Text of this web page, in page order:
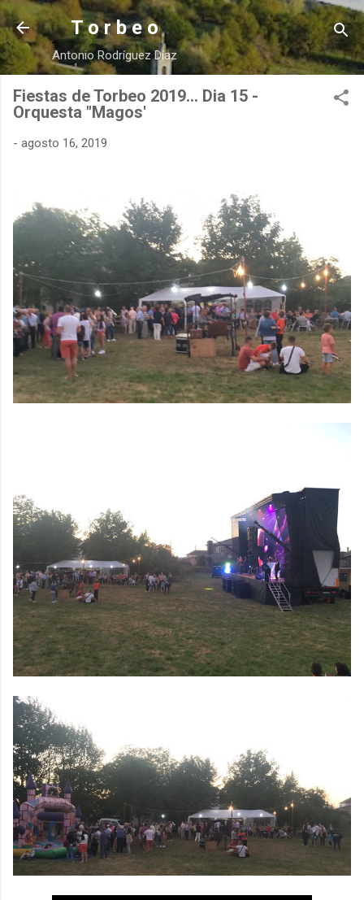
Ir al contenido principal
T o r b e o
Antonio Rodríguez Díaz
Fiestas de Torbeo 2019... Dia 15 -
Orquesta "Magos'
- agosto 16, 2019